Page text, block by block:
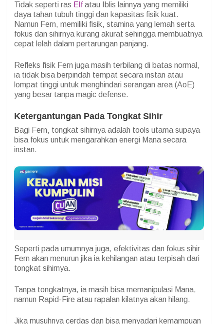
Tidak seperti ras Elfatau Iblis lainnya yang memiliki
daya tahan tubuh tinggi dan kapasitas fisik kuat.
Namun Fern, memiliki fisik, stamina yang lemah serta
fokus dan sihirnya kurang akurat sehingga membuatnya
cepat lelah dalam pertarungan panjang.
Refleks fisik Fern juga masih terbilang di batas normal,
ia tidak bisa berpindah tempat secara instan atau
lompat tinggi untuk menghindari serangan area (AoE)
yang besar tanpa magic defense.
Ketergantungan Pada Tongkat Sihir
Bagi Fern, tongkat sihirnya adalah tools utama supaya
bisa fokus untuk mengarahkan energi Mana secara
instan.
Seperti pada umumnya juga, efektivitas dan fokus sihir
Fern akan menurun jika ia kehilangan atau terpisah dari
tongkat sihirnya.
Tanpa tongkatnya, ia masih bisa memanipulasi Mana,
namun Rapid-Fire atau rapalan kilatnya akan hilang.
Jika musuhnya cerdas dan bisa menyadari kemampuan